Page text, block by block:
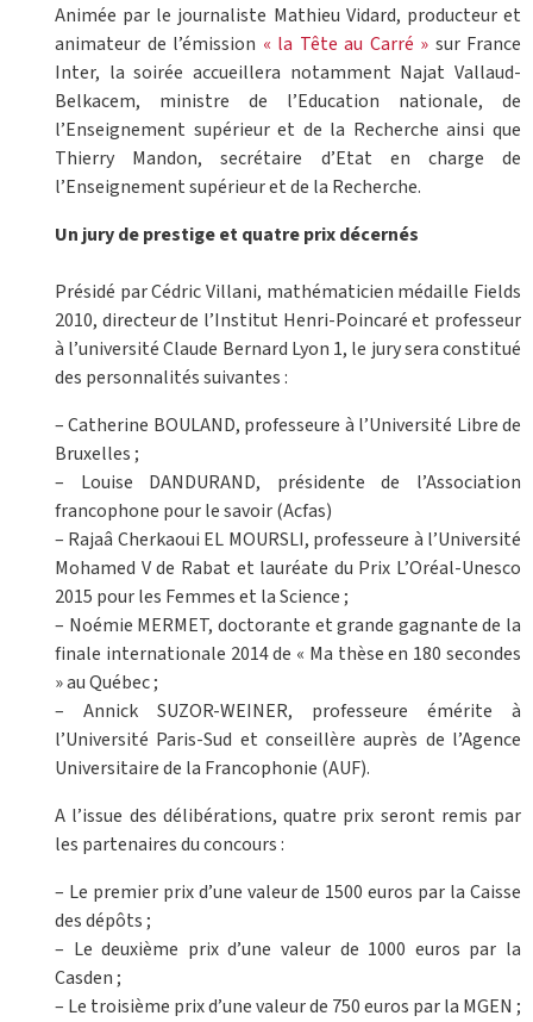
Animée par le journaliste Mathieu Vidard, producteur et
animateur de l’émission « la Tête au Carré » sur France
Inter, la soirée accueillera notamment Najat Vallaud-
Belkacem, ministre de l’Education nationale, de
l’Enseignement supérieur et de la Recherche ainsi que
Thierry Mandon, secrétaire d’Etat en charge de
l’Enseignement supérieur et de la Recherche.
Un jury de prestige et quatre prix décernés
Présidé par Cédric Villani, mathématicien médaille Fields
2010, directeur de l’Institut Henri-Poincaré et professeur
à l’université Claude Bernard Lyon 1, le jury sera constitué
des personnalités suivantes :
– Catherine BOULAND, professeure à l’Université Libre de
Bruxelles ;
– Louise DANDURAND, présidente de l’Association
francophone pour le savoir (Acfas)
– Rajaâ Cherkaoui EL MOURSLI, professeure à l’Université
Mohamed V de Rabat et lauréate du Prix L’Oréal-Unesco
2015 pour les Femmes et la Science ;
– Noémie MERMET, doctorante et grande gagnante de la
finale internationale 2014 de « Ma thèse en 180 secondes
» au Québec ;
– Annick SUZOR-WEINER, professeure émérite à
l’Université Paris-Sud et conseillère auprès de l’Agence
Universitaire de la Francophonie (AUF).
A l’issue des délibérations, quatre prix seront remis par
les partenaires du concours :
– Le premier prix d’une valeur de 1500 euros par la Caisse
des dépôts ;
– Le deuxième prix d’une valeur de 1000 euros par la
Casden ;
– Le troisième prix d’une valeur de 750 euros par la MGEN ;